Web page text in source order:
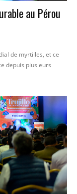
au Pérou
de myrtilles, et ce
depuis plusieurs